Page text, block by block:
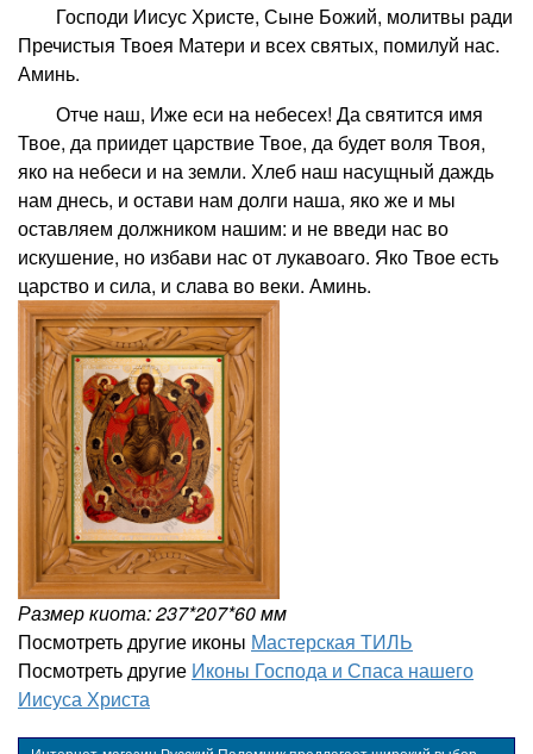
Господи Иисус Христе, Сыне Божий, молитвы ради
Пречистыя Твоея Матери и всех святых, помилуй нас.
Аминь.
Отче наш, Иже еси на небесех! Да святится имя
Твое, да приидет царствие Твое, да будет воля Твоя,
яко на небеси и на земли. Хлеб наш насущный даждь
нам днесь, и остави нам долги наша, яко же и мы
оставляем должником нашим: и не введи нас во
искушение, но избави нас от лукавоаго. Яко Твое есть
царство и сила, и слава во веки. Аминь.
Размер киота: 237*207*60 мм
Посмотреть другие иконы Мастерская ТИЛЬ
Посмотреть другие Иконы Господа и Спаса нашего
Иисуса Христа